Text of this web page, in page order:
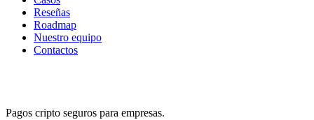
Reseñas
Roadmap
Nuestro equipo
Contactos
Pagos cripto seguros para empresas.